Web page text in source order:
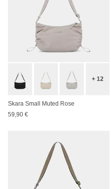
+ 12
Skara Small Muted Rose
59,90 €